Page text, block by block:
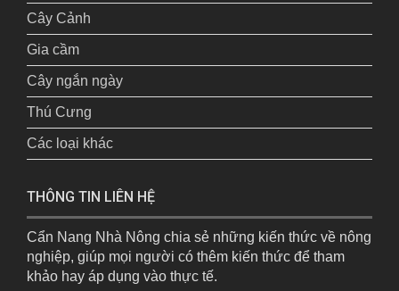
Cây Cảnh
Gia cầm
Cây ngắn ngày
Thú Cưng
Các loại khác
THÔNG TIN LIÊN HỆ
Cẩn Nang Nhà Nông chia sẻ những kiến thức về nông
nghiệp, giúp mọi người có thêm kiến thức để tham
khảo hay áp dụng vào thực tế.